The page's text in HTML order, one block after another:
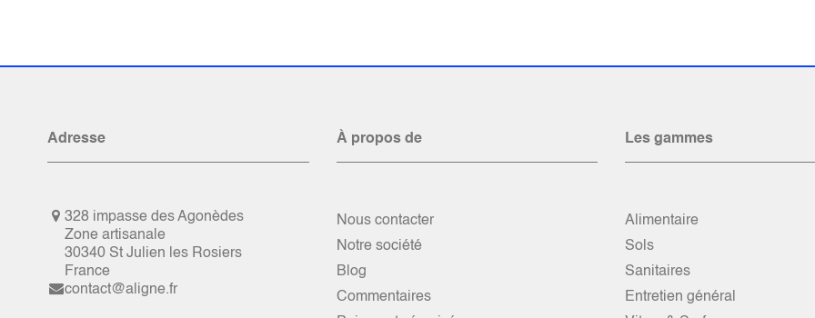
Adresse
328 impasse des Agonèdes
Zone artisanale
30340 St Julien les Rosiers
France
contact@aligne.fr
À propos de
Nous contacter
Notre société
Blog
Commentaires
Les gammes
Alimentaire
Sols
Sanitaires
Entretien général